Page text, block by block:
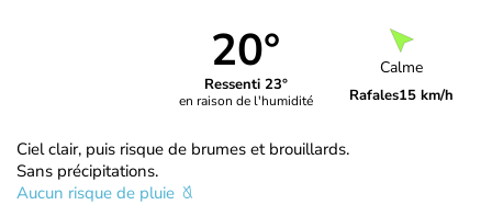
20°
Ressenti 23°
en raison de l'humidité
Calme
Rafales15 km/h
Ciel clair, puis risque de brumes et brouillards.
Sans précipitations.
Aucun risque de pluie